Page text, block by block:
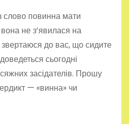
слово повинна мати
вона не з’явилася на
звертаюся до вас, що сидите
сьогодні
засідателів. Прошу
— «винна» чи